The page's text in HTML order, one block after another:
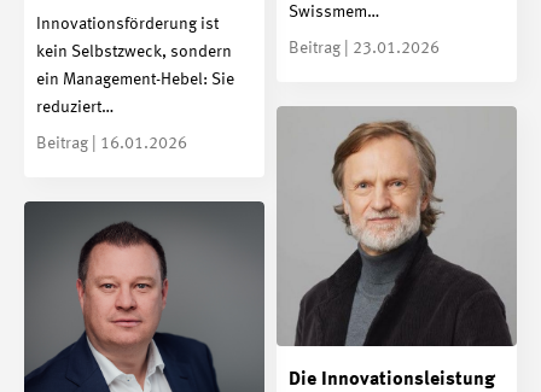
Swissmem…
Beitrag | 23.01.2026
Innovationsförderung ist
kein Selbstzweck, sondern
ein Management-Hebel: Sie
reduziert…
Beitrag | 16.01.2026
Die Innovationsleistung